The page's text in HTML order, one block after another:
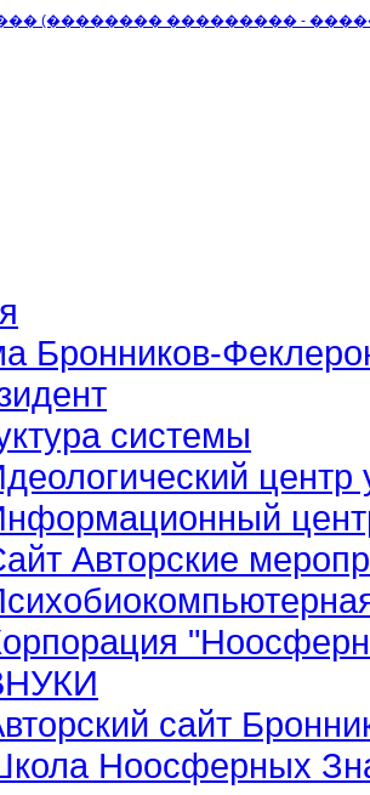
Бронников-
системы
центр
Авторские
сайт
Ноосферных